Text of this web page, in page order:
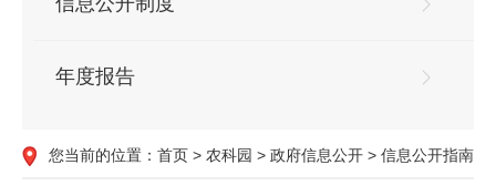
年度报告
您当前的位置： 首页 > 农科园 > 政府信息公开 > 信息公开指南